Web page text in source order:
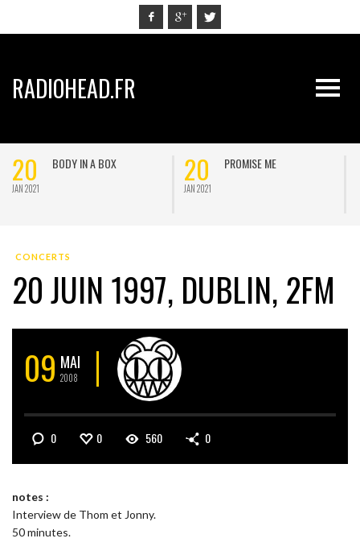
RADIOHEAD.FR
20
JAN 2021
BODY IN A BOX 20
JAN 2021
PROMISE ME
CONCERTS
20 JUIN 1997, DUBLIN, 2FM
09 MAI
2008
0 0 560 0
notes :
Interview de Thom et Jonny.
50 minutes.